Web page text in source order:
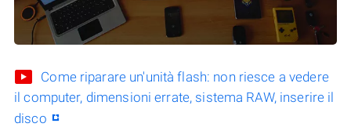
Come riparare un'unità flash: non riesce a vedere
il computer, dimensioni errate, sistema RAW, inserire il
disco